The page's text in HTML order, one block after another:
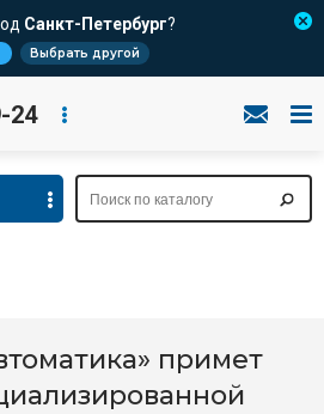
Санкт-Петербург?
Выбрать другой
24
примет